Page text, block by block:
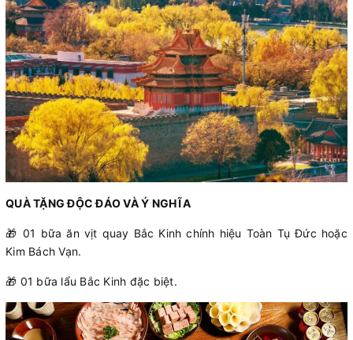
QUÀ TẶNG ĐỘC ĐÁO VÀ Ý NGHĨA
🎁 01 bữa ăn vịt quay Bắc Kinh chính hiệu Toàn Tụ Đức hoặc
Kim Bách Vạn.
🎁 01 bữa lẩu Bắc Kinh đặc biệt.